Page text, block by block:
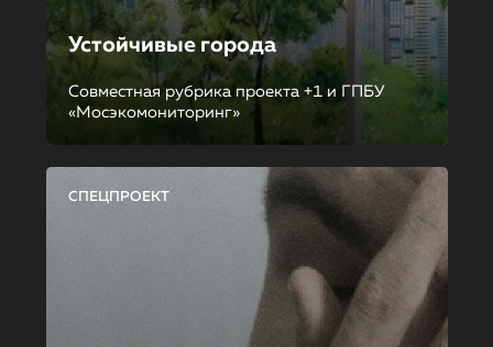
Устойчивые города
Совместная рубрика проекта +1 и ГПБУ
«Мосэкомониторинг»
СПЕЦПРОЕКТ